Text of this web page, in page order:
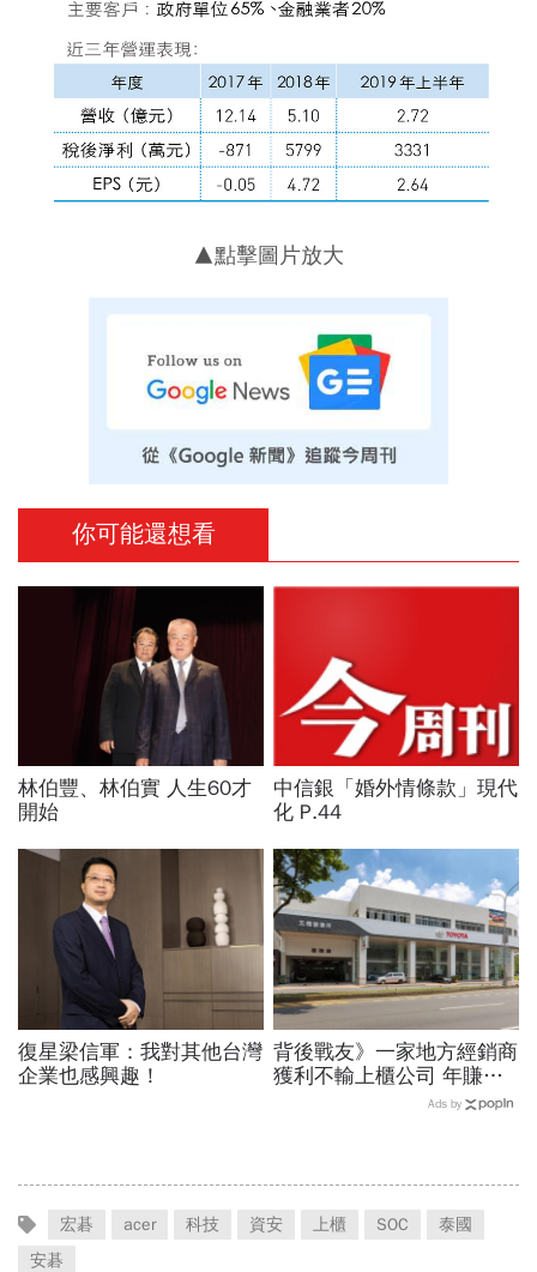
▲點擊圖片放大
你可能還想看
林伯豐、林伯實 人生60才
開始
中信銀「婚外情條款」現代
化 P.44
復星梁信軍：我對其他台灣
企業也感興趣！
背後戰友》一家地方經銷商
獲利不輸上櫃公司 年賺一
百億！揭祕和泰「賣車幫」
Ads by
宏碁 acer 科技 資安 上櫃 SOC
泰國
安碁